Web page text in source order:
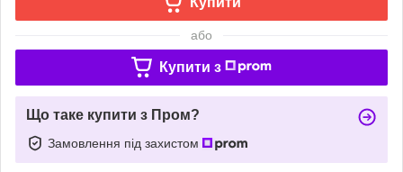
або
Купити з
Що таке купити з Пром?
Замовлення під захистом